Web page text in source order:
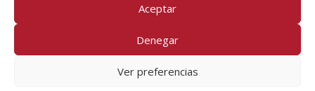
Aceptar
Denegar
Ver preferencias
FOLLOW US!